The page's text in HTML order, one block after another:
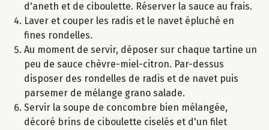
d'aneth et de ciboulette. Réserver la sauce au frais.
Laver et couper les radis et le navet épluché en
fines rondelles.
Au moment de servir, déposer sur chaque tartine un
peu de sauce chèvre-miel-citron. Par-dessus
disposer des rondelles de radis et de navet puis
parsemer de mélange grano salade.
Servir la soupe de concombre bien mélangée,
décoré brins de ciboulette ciselés et d'un filet